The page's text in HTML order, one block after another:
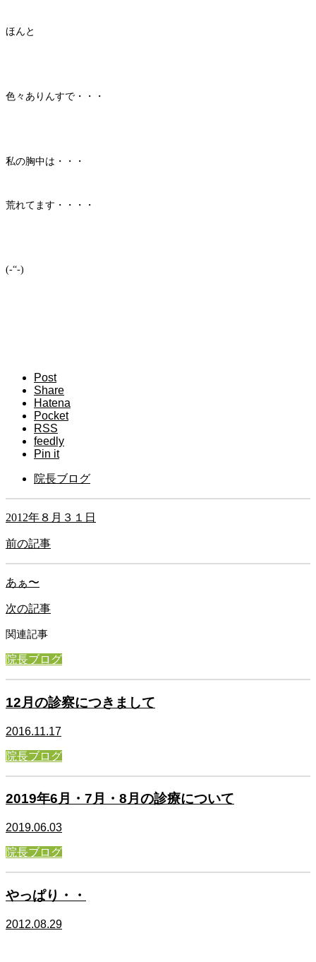
ほんと
色々ありんすで・・・
私の胸中は・・・
荒れてます・・・・
(-“-)
Post
Share
Hatena
Pocket
RSS
feedly
Pin it
院長ブログ
2012年８月３１日
前の記事
あぁ〜
次の記事
関連記事
院長ブログ
12月の診察につきまして
2016.11.17
院長ブログ
2019年6月・7月・8月の診療について
2019.06.03
院長ブログ
やっぱり・・
2012.08.29